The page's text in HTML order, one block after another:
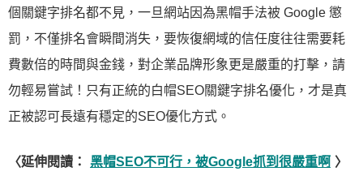
個關鍵字排名都不見，一旦網站因為黑帽手法被 Google 懲
罰，不僅排名會瞬間消失，要恢復網域的信任度往往需要耗
費數倍的時間與金錢，對企業品牌形象更是嚴重的打擊，請
勿輕易嘗試！只有正統的白帽SEO關鍵字排名優化，才是真
正被認可長遠有穩定的SEO優化方式。
〈延伸閱讀： 黑帽SEO不可行，被Google抓到很嚴重啊 〉